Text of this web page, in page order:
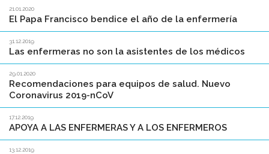
21.01.2020
El Papa Francisco bendice el año de la enfermería
31.12.2019
Las enfermeras no son la asistentes de los médicos
29.01.2020
Recomendaciones para equipos de salud. Nuevo
Coronavirus 2019-nCoV
17.12.2019
APOYA A LAS ENFERMERAS Y A LOS ENFERMEROS
13.12.2019